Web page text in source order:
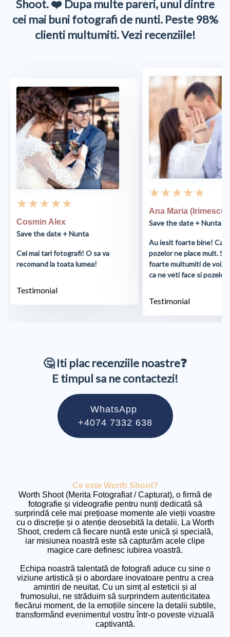
Shoot. ❤️ Dupa multe pareri, unul dintre
cei mai buni fotografi de nunti. Peste 98%
clienti multumiti. Vezi recenziile!
★ ★ ★ ★ ★
Cosmin Alex
Save the date + Nunta
Cei mai tari fotografi! O sa va
recomand la toata lumea!
Testimonial
★ ★ ★ ★ ★
Ana Maria (Irimescu)
Save the date + Nunta
Au iesit foarte bine!
pozelor ne place mult.
foarte multumiti de voi,
ca ne veti face si pozele
Testimonial
🤔 Iti plac recenziile noastre❓
E timpul sa ne contactezi!
WhatsApp
+4074 7332 638
Ce este Worth Shoot?
Worth Shoot (Merita Fotografiat / Capturat), o firmă de
fotografie și videografie pentru nunți dedicată să
surprindă cele mai prețioase momente ale vieții voastre
cu o discreție și o atenție deosebită la detalii. La Worth
Shoot, credem că fiecare nuntă este unică și specială,
iar misiunea noastră este să capturăm acele clipe
magice care definesc iubirea voastră.
Echipa noastră talentată de fotografi aduce cu sine o
viziune artistică și o abordare inovatoare pentru a crea
amintiri de neuitat. Cu un simț al esteticii și al
frumosului, ne străduim să surprindem autenticitatea
fiecărui moment, de la emoțiile sincere la detalii subtile,
transformând evenimentul vostru într-o poveste vizuală
captivantă.